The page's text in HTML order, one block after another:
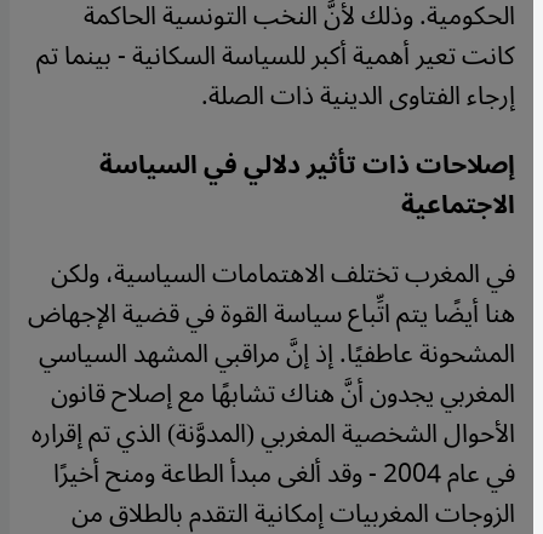
الحكومية. وذلك لأنَّ النخب التونسية الحاكمة
كانت تعير أهمية أكبر للسياسة السكانية - بينما تم
إرجاء الفتاوى الدينية ذات الصلة.
إصلاحات ذات تأثير دلالي في السياسة
الاجتماعية
في المغرب تختلف الاهتمامات السياسية، ولكن
هنا أيضًا يتم اتِّباع سياسة القوة في قضية الإجهاض
المشحونة عاطفيًا. إذ إنَّ مراقبي المشهد السياسي
المغربي يجدون أنَّ هناك تشابهًا مع إصلاح قانون
الأحوال الشخصية المغربي (المدوَّنة) الذي تم إقراره
في عام 2004 - وقد ألغى مبدأ الطاعة ومنح أخيرًا
الزوجات المغربيات إمكانية التقدم بالطلاق من